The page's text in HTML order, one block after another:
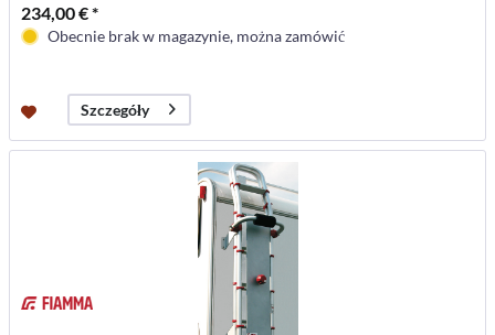
234,00 € *
Obecnie brak w magazynie, można zamówić
Szczegóły